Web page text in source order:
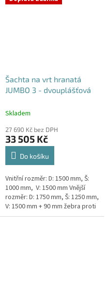
Šachta na vrt hranatá
JUMBO 3 - dvouplášťová
Skladem
27 690 Kč bez DPH
33 505 Kč
Do košíku
Vnitřní rozměr: D: 1500 mm, Š:
1000 mm, V: 1500 mm Vnější
rozměr: D: 1750 mm, Š: 1250 mm,
V: 1500 mm + 90 mm žebra proti
spodní vodě + komínek